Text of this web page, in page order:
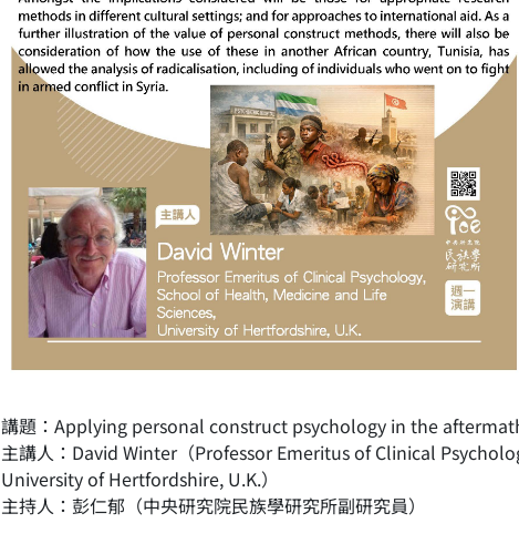
講題：Applying personal construct psychology in the
主講人：David Winter（Professor Emeritus of Clinical
University of Hertfordshire, U.K.）
主持人：彭仁郁（中央研究院民族學研究所副研究員）